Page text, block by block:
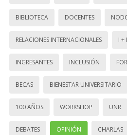
BIBLIOTECA DOCENTES
RELACIONES INTERNACIONALES I +
INGRESANTES INCLUSIÓN
BECAS BIENESTAR UNIVERSITARIO
100 AÑOS WORKSHOP UNR
DEBATES OPINIÓN CHARLAS